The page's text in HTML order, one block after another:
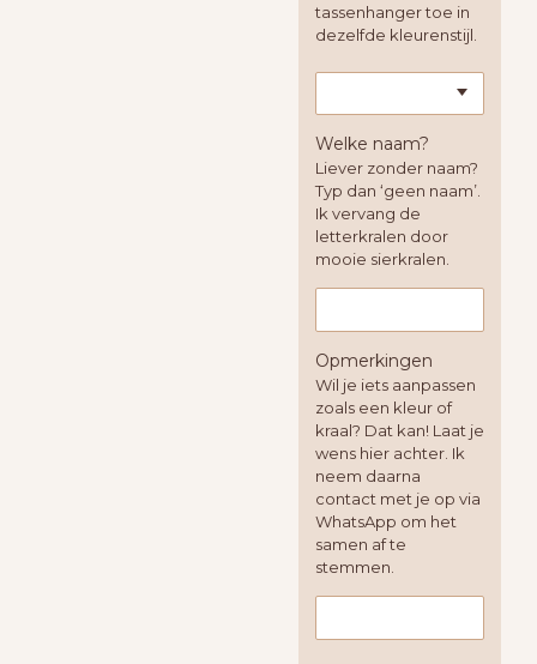
tassenhanger toe in
dezelfde kleurenstijl.
Welke naam?
Liever zonder naam?
Typ dan ‘geen naam’.
Ik vervang de
letterkralen door
mooie sierkralen.
Opmerkingen
Wil je iets aanpassen
zoals een kleur of
kraal? Dat kan! Laat je
wens hier achter. Ik
neem daarna
contact met je op via
WhatsApp om het
samen af te
stemmen.